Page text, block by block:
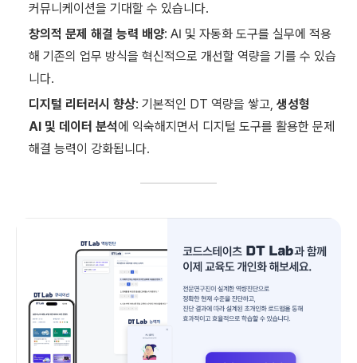
커뮤니케이션을 기대할 수 있습니다.
창의적 문제 해결 능력 배양: AI 및 자동화 도구를 실무에 적용
해 기존의 업무 방식을 혁신적으로 개선할 역량을 기를 수 있습
니다.
디지털 리터러시 향상: 기본적인 DT 역량을 쌓고, 생성형
AI 및 데이터 분석에 익숙해지면서 디지털 도구를 활용한 문제
해결 능력이 강화됩니다.